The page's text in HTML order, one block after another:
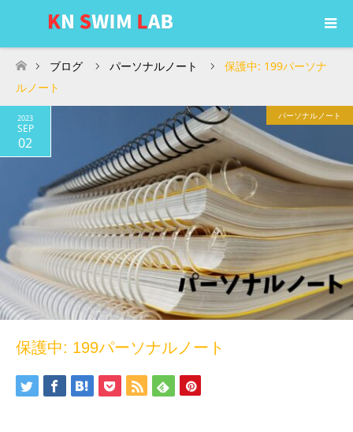
ホーム
ブログ パーソナルノート
保護中: 199パーソナ
ルノート
2023
SEP
02
パーソナルノート
保護中: 199パーソナルノート